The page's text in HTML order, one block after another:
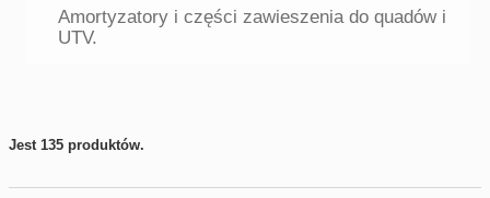
Amortyzatory i części zawieszenia do quadów i
UTV.
Jest 135 produktów.